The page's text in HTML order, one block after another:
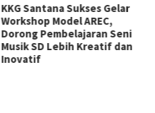
KKG Santana Sukses Gelar
Workshop Model AREC,
Dorong Pembelajaran Seni
Musik SD Lebih Kreatif dan
Inovatif